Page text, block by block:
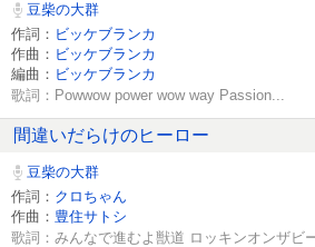
豆柴の大群
作詞： ビッケブランカ
作曲： ビッケブランカ
編曲： ビッケブランカ
歌詞：Powwow power wow way Passion...
間違いだらけのヒーロー
豆柴の大群
作詞： クロちゃん
作曲： 豊住サトシ
歌詞：みんなで進むよ獣道 ロッキンオンザビ